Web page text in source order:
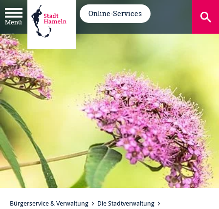
Menü
Online-Services
Bürgerservice & Verwaltung
Die Stadtverwaltung